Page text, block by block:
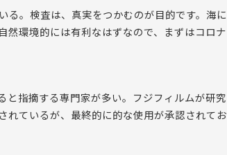
る。検査は、真実をつかむのが目的です。海に
然環境的には有利なはずなので、まずはコロナ
と指摘する専門家が多い。フジフィルムが研究
れているが、最終的に的な使用が承認されてお